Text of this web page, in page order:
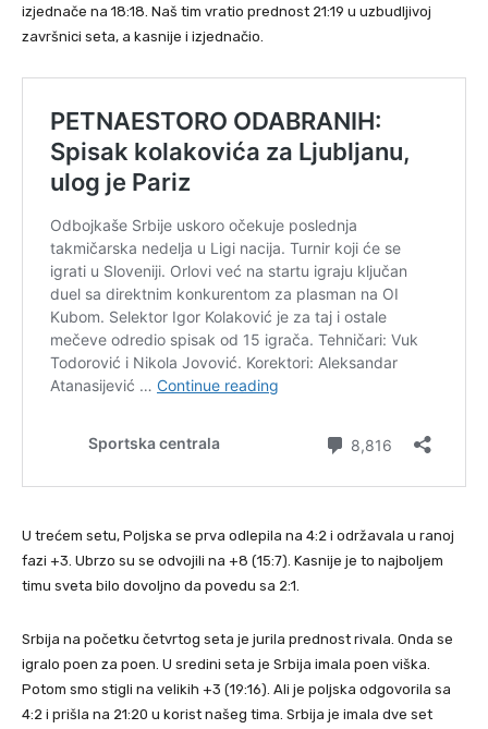
izjednače na 18:18. Naš tim vratio prednost 21:19 u uzbudljivoj
završnici seta, a kasnije i izjednačio.
U trećem setu, Poljska se prva odlepila na 4:2 i održavala u ranoj
fazi +3. Ubrzo su se odvojili na +8 (15:7). Kasnije je to najboljem
timu sveta bilo dovoljno da povedu sa 2:1.
Srbija na početku četvrtog seta je jurila prednost rivala. Onda se
igralo poen za poen. U sredini seta je Srbija imala poen viška.
Potom smo stigli na velikih +3 (19:16). Ali je poljska odgovorila sa
4:2 i prišla na 21:20 u korist našeg tima. Srbija je imala dve set